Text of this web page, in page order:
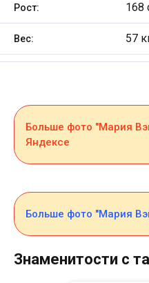
Рост: 168
Вес: 57
Больше фото "Мария
Яндексе
Больше фото "Мария
Знаменитости с